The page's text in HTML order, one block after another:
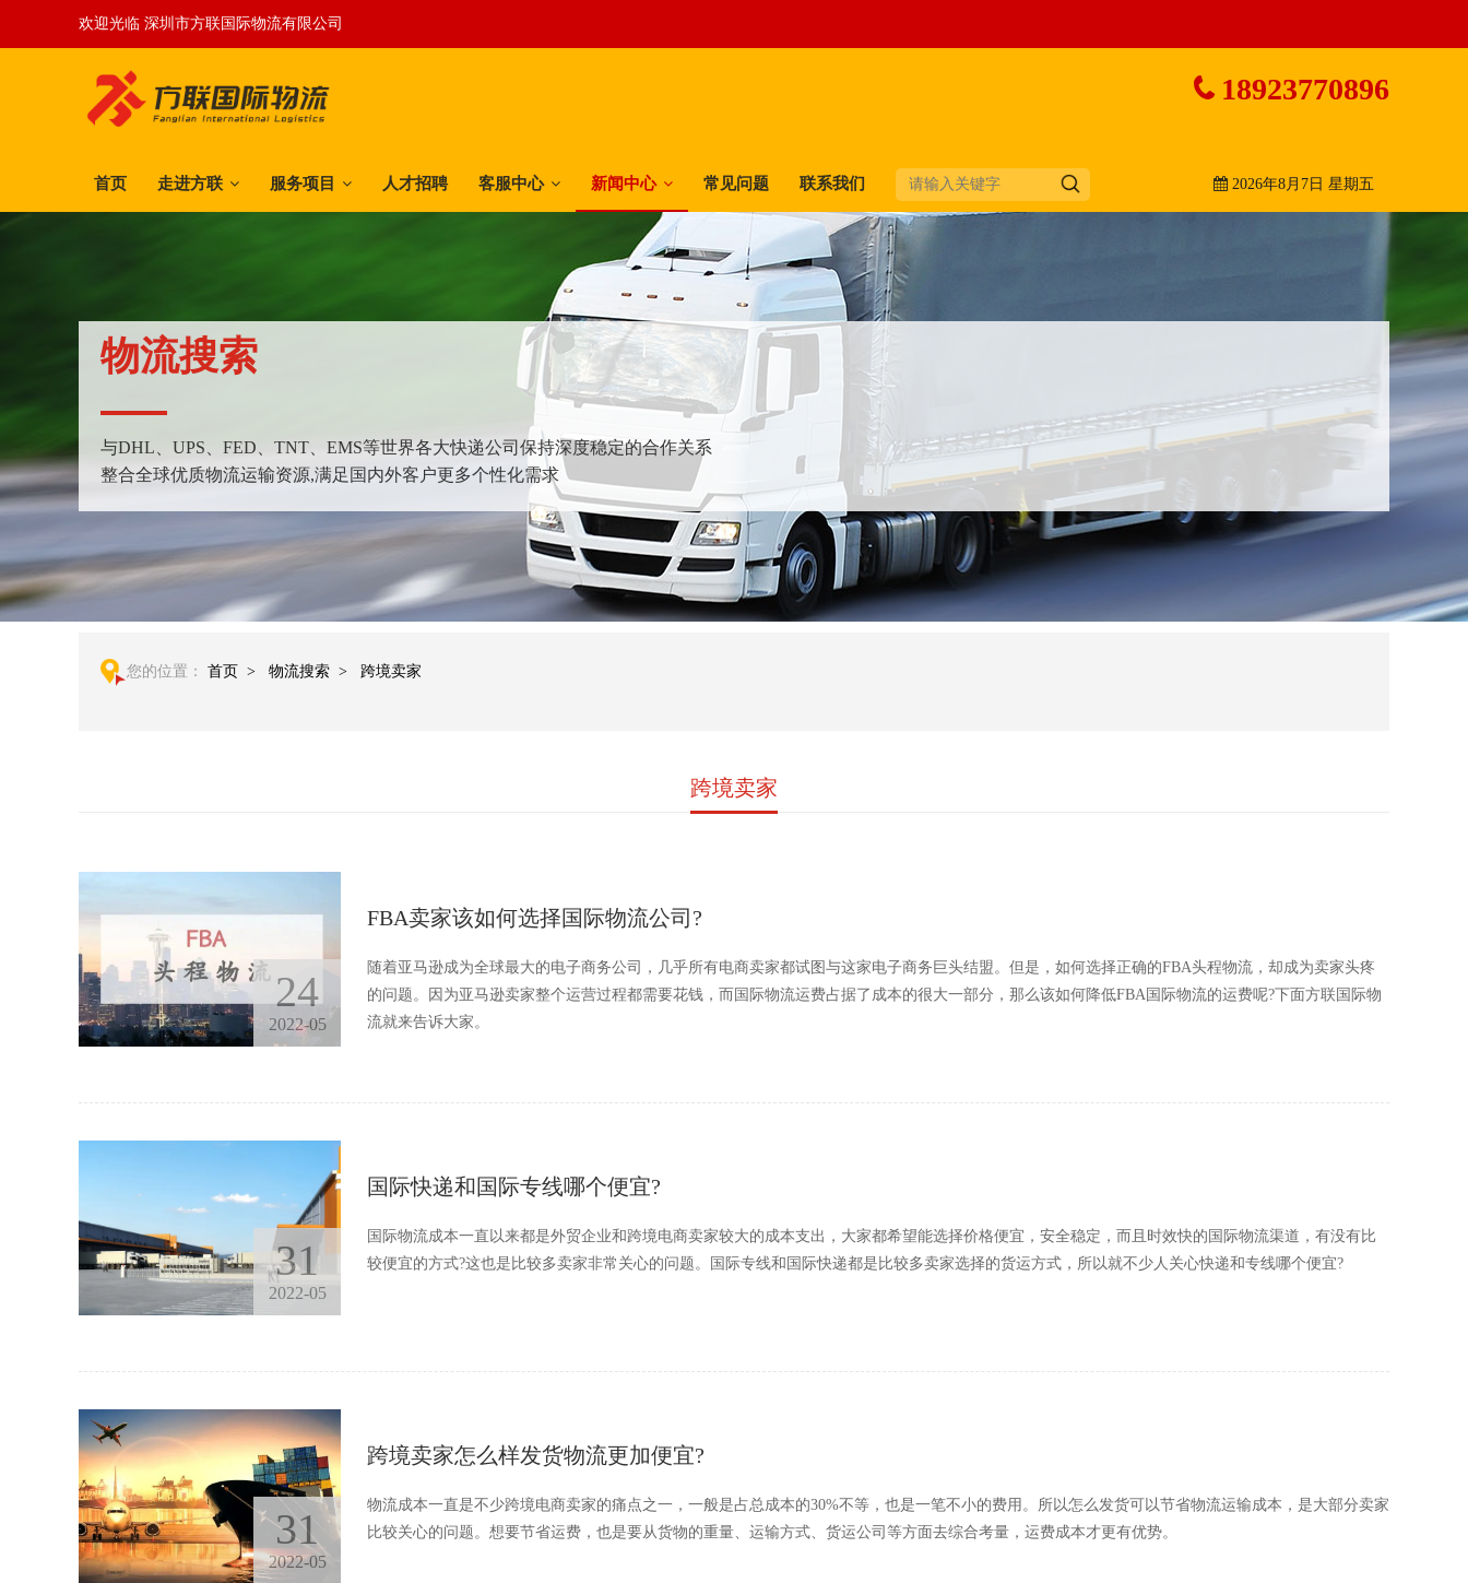
欢迎光临 深圳市方联国际物流有限公司
18923770896
首页 走进方联 服务项目 人才招聘 客服中心 新闻中心 常见问题 联系我们 2026年8月7日 星期五
物流搜索
与DHL、UPS、FED、TNT、EMS等世界各大快递公司保持深度稳定的合作关系
整合全球优质物流运输资源,满足国内外客户更多个性化需求
您的位置： 首页 > 物流搜索 > 跨境卖家
跨境卖家
24
2022-05
FBA卖家该如何选择国际物流公司?
随着亚马逊成为全球最大的电子商务公司，几乎所有电商卖家都试图与这家电子商务巨头结盟。但是，如何选择正确的FBA头程物流，却成为卖家头疼
的问题。因为亚马逊卖家整个运营过程都需要花钱，而国际物流运费占据了成本的很大一部分，那么该如何降低FBA国际物流的运费呢?下面方联国际物
流就来告诉大家。
31
2022-05
国际快递和国际专线哪个便宜?
国际物流成本一直以来都是外贸企业和跨境电商卖家较大的成本支出，大家都希望能选择价格便宜，安全稳定，而且时效快的国际物流渠道，有没有比
较便宜的方式?这也是比较多卖家非常关心的问题。国际专线和国际快递都是比较多卖家选择的货运方式，所以就不少人关心快递和专线哪个便宜?
31
2022-05
跨境卖家怎么样发货物流更加便宜?
物流成本一直是不少跨境电商卖家的痛点之一，一般是占总成本的30%不等，也是一笔不小的费用。所以怎么发货可以节省物流运输成本，是大部分卖家
比较关心的问题。想要节省运费，也是要从货物的重量、运输方式、货运公司等方面去综合考量，运费成本才更有优势。